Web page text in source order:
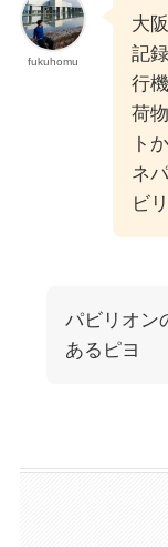
fukuhomu
大
記
行
荷
ト
ネ
ビ
パビリオン
あるピヨ